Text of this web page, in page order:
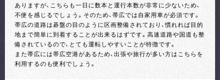
ありますが、こちらも一日に数本と運行本数が非常に少ないため、
不便を感じるでしょう。そのため、帯広では自家用車が必須です。
帯広の道路は碁盤の目のように区画整備されており、慣れれば目的
地まで簡単に到着することが出来るはずです。高速道路や国道も整
備されているので、とても運転しやすいことが特徴です。
また帯広には帯広空港があるため、出張や旅行が多い方はこちらを
利用するのも便利でしょう。